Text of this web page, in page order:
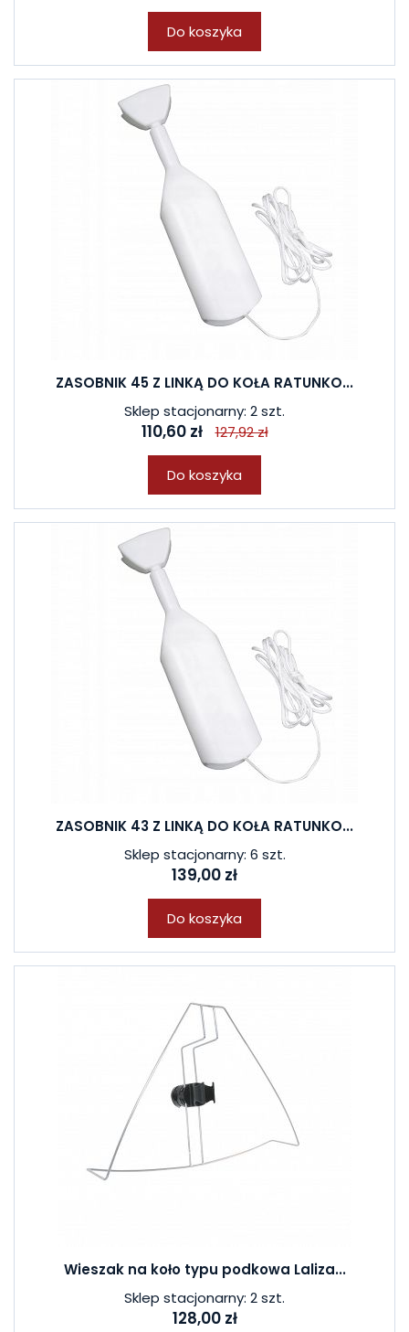
Do koszyka
ZASOBNIK 45 Z LINKĄ DO KOŁA RATUNKO...
Sklep stacjonarny: 2 szt.
110,60 zł 127,92 zł
Do koszyka
ZASOBNIK 43 Z LINKĄ DO KOŁA RATUNKO...
Sklep stacjonarny: 6 szt.
139,00 zł
Do koszyka
Wieszak na koło typu podkowa Laliza...
Sklep stacjonarny: 2 szt.
128,00 zł